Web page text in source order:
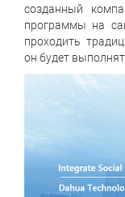
созданный
программы на
проходить
он будет